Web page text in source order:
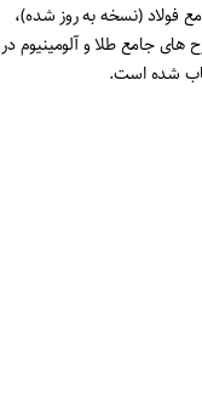
فولاد (نسخه به روز شده)،
جامع طلا و آلومینیوم در
شده است.